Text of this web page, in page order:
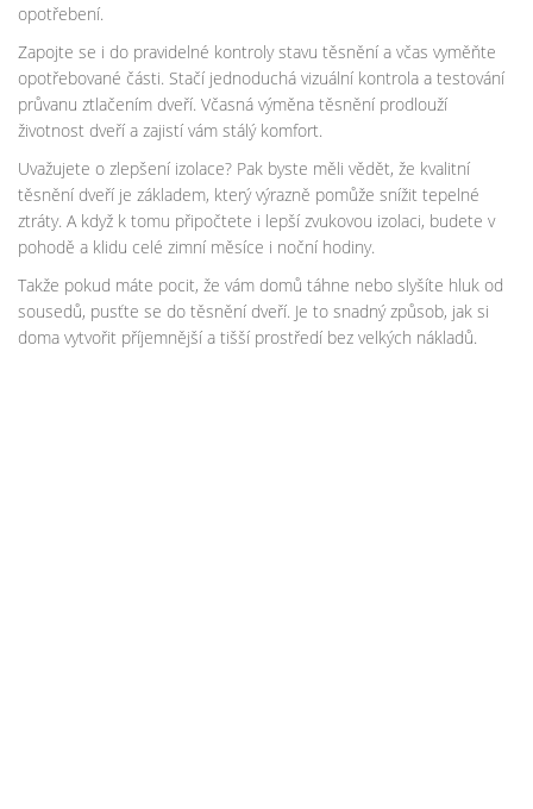
opotřebení.
Zapojte se i do pravidelné kontroly stavu těsnění a včas vyměňte
opotřebované části. Stačí jednoduchá vizuální kontrola a testování
průvanu ztlačením dveří. Včasná výměna těsnění prodlouží
životnost dveří a zajistí vám stálý komfort.
Uvažujete o zlepšení izolace? Pak byste měli vědět, že kvalitní
těsnění dveří je základem, který výrazně pomůže snížit tepelné
ztráty. A když k tomu připočtete i lepší zvukovou izolaci, budete v
pohodě a klidu celé zimní měsíce i noční hodiny.
Takže pokud máte pocit, že vám domů táhne nebo slyšíte hluk od
sousedů, pusťte se do těsnění dveří. Je to snadný způsob, jak si
doma vytvořit příjemnější a tišší prostředí bez velkých nákladů.